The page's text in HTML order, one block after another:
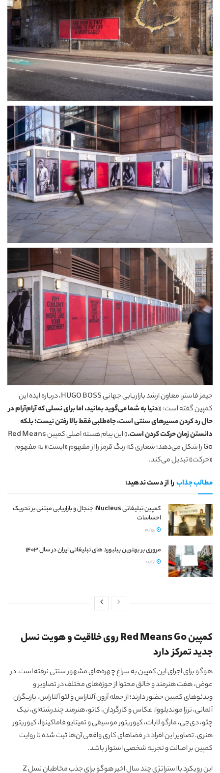
جیمز فاستر، معاون ارشد بازاریابی جهانی HUGO BOSS، درباره ایده این
کمپین گفته است: «دنیا به شما می‌گوید بمانید، اما برای نسلی که آرام‌آرام در
حال رد کردن مسیرهای سنتی است، جاه‌طلبی فقط بالا رفتن نیست؛ بلکه
دانستن زمان حرکت کردن است.
» این پیام هسته اصلی کمپین Red Means
Go را شکل می‌دهد؛ شعاری که رنگ قرمز را از مفهوم «ایست» به مفهوم
«حرکت» تبدیل می‌کند.
را از دست ندهید:مطالب جذاب
کمپین تبلیغاتی Nucleus؛ جنجال و بازاریابی مبتنی بر تحریک
احساسات
مروری بر بهترین بیلبورد های تبلیغاتی ایران در سال 1403
کمپین Red Means Go روی خلاقیت و هویت نسل
جدید تمرکز دارد
هوگو برای اجرای این کمپین به سراغ چهره‌های مشهور سنتی نرفته است. در
عوض، هفت هنرمند و خالق محتوا از حوزه‌های مختلف در تصاویر و
ویدئوهای کمپین حضور دارند؛ از جمله آرون آلتاراس و لئو آلتاراس، بازیگران
آلمانی، ترزا موندیلووا، عکاس و کارگردان، کاتو، هنرمند چندرشته‌ای، نیک
چئو، دی‌جی، مارگو لابات، کیوریتور موسیقی و تمیتایو فاماکینوا، کیوریتور
هنری. تصاویر این افراد در فضاهای کاری واقعی آن‌ها ثبت شده تا روایت
کمپین بر اصالت و تجربه شخصی استوار باشد.
این رویکرد با استراتژی چند سال اخیر هوگو برای جذب مخاطبان نسل Z